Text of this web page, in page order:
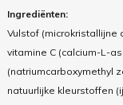
Ingrediënten:
Vulstof (microkristallijne
vitamine C (calcium-L-
(natriumcarboxymethyl
natuurlijke kleurstoffen